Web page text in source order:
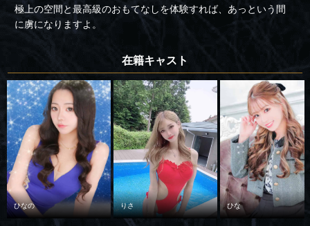
極上の空間と最高級のおもてなしを体験すれば、あっという間
に虜になりますよ。
在籍キャスト
ひなの りさ ひな